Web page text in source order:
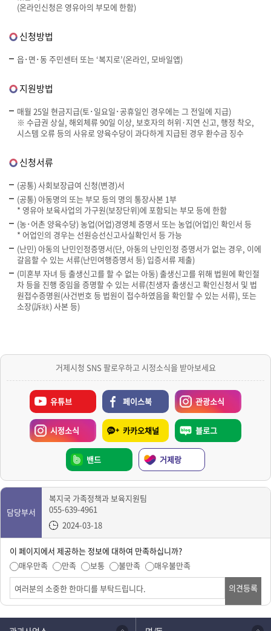
(온라인신청은 영유아의 부모에 한함)
신청방법
읍･면･동 주민센터 또는 ‘복지로’(온라인, 모바일앱)
지원방법
매월 25일 현금지급(토･일요일･공휴일인 경우에는 그 전일에 지급)
※ 수급권 상실, 해외체류 90일 이상, 보호자의 허위·지연 신고, 행정 착오,
시스템 오류 등의 사유로 양육수당이 과다하게 지급된 경우 환수금 징수
신청서류
(공통) 사회보장급여 신청(변경)서
(공통) 아동명의 또는 부모 등의 명의 통장사본 1부
* 영유아 보육사업의 가구원(보장단위)에 포함되는 부모 등에 한함
(농･어촌 양육수당) 농업(어업)경영체 증명서 또는 농업(어업)인 확인서 등
* 어업인의 경우는 선원승선신고사실확인서 등 가능
(난민) 아동의 난민인정증명서(단, 아동의 난민인정 증명서가 없는 경우, 이에
갈음할 수 있는 서류(난민여행증명서 등) 입증서류 제출)
(미혼부 자녀 등 출생신고를 할 수 없는 아동) 출생신고를 위해 법원에 확인절
차 등을 진행 중임을 증명할 수 있는 서류(친생자 출생신고 확인신청서 및 법
원접수증명원(사건번호 등 법원이 접수하였음을 확인할 수 있는 서류), 또는
소장(訴狀) 사본 등)
거제시청 SNS 팔로우하고 시정소식을 받아보세요
유튜브 페이스북 관광소식
시정소식 카카오채널 블로그
밴드 거제랑
담당부서
복지국 가족정책과 보육지원팀
055-639-4961
2024-03-18
이 페이지에서 제공하는 정보에 대하여 만족하십니까?
매우만족
만족 보통 불만족
매우불만족
의견등록